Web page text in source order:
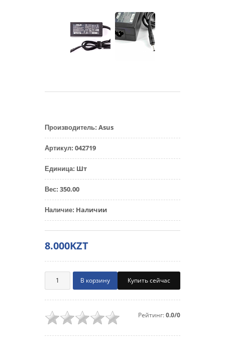
Производитель: Asus
Артикул: 042719
Единица: Шт
Вес: 350.00
Наличие: Наличии
8.000KZT
Купить сейчас
Рейтинг:0.0/0